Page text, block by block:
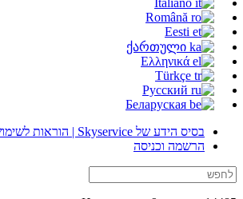
Italiano
Română
Eesti
ქართული
Ελληνικά
Türkçe
Русский
Беларуская
בסיס הידע של Skyservice | הוראות לשימוש
הרשמה וכניסה